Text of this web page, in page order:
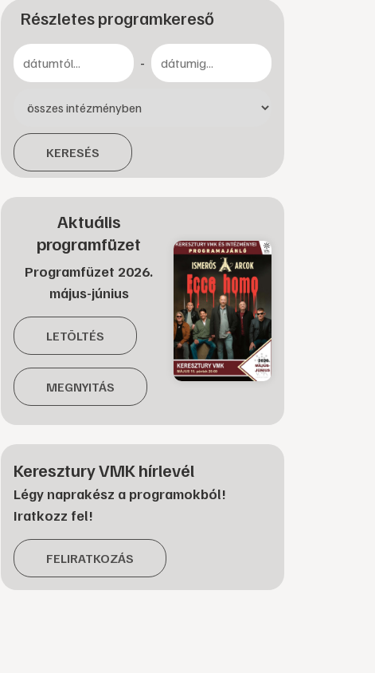
Részletes programkereső
-
KERESÉS
Aktuális
programfüzet
Programfüzet 2026.
május-június
LETÖLTÉS
MEGNYITÁS
Keresztury VMK hírlevél
Légy naprakész a programokból!
Iratkozz fel!
FELIRATKOZÁS